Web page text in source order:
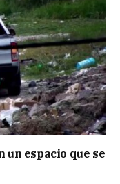
espacio que se